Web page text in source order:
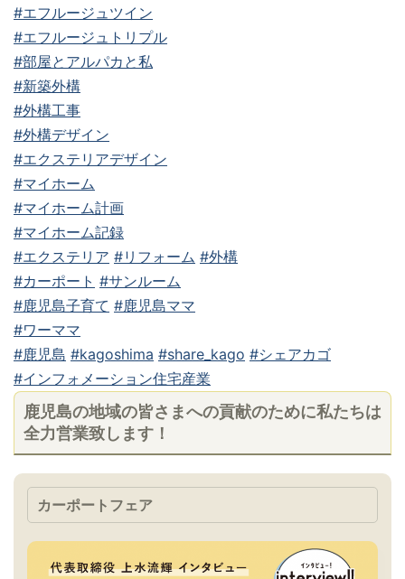
#エフルージュツイン
#エフルージュトリプル
#部屋とアルパカと私
#新築外構
#外構工事
#外構デザイン
#エクステリアデザイン
#マイホーム
#マイホーム計画
#マイホーム記録
#エクステリア #リフォーム #外構
#カーポート #サンルーム
#鹿児島子育て #鹿児島ママ
#ワーママ
#鹿児島 #kagoshima #share_kago #シェアカゴ
#インフォメーション住宅産業
鹿児島の地域の皆さまへの貢献のために私たちは
全力営業致します！
カーポートフェア